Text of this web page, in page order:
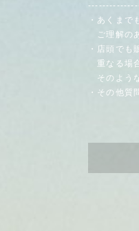
・あくまで
ご理解の
・店頭でも
重なる場
そのよう
・その他質